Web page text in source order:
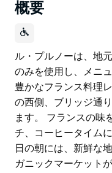
概要
ル・プルノーは、地
のみを使用し、メニ
豊かなフランス料理
の西側、ブリッジ通
ます。 フランスの味
チ、コーヒータイム
日の朝には、新鮮な
ガニックマーケット